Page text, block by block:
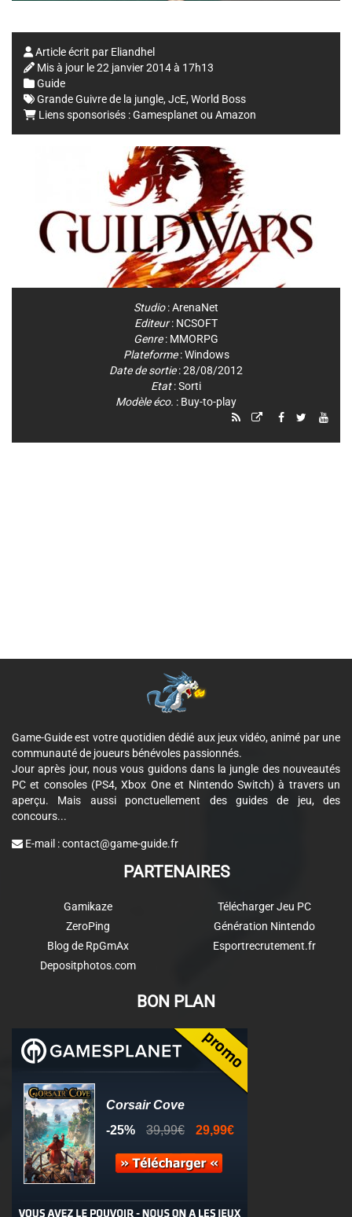
Article écrit par Eliandhel
Mis à jour le22 janvier 2014 à 17h13
Guide
Grande Guivre de la jungle, JcE, World Boss
Liens sponsorisés :Gamesplanet ou Amazon
Studio:ArenaNet
Editeur: NCSOFT
Genre: MMORPG
Plateforme:Windows
Date de sortie: 28/08/2012
Etat: Sorti
Modèle éco. : Buy-to-play
Game-Guide est votre quotidien dédié aux jeux vidéo, animé par une
communauté de joueurs bénévoles passionnés.
Jour après jour, nous vous guidons dans la jungle des nouveautés
PC et consoles (PS4, Xbox One et Nintendo Switch) à travers un
aperçu. Mais aussi ponctuellement des guides de jeu, des
concours...
E-mail :contact@game-guide.fr
PARTENAIRES
Gamikaze
ZeroPing
Blog de RpGmAx
Depositphotos.com
Télécharger Jeu PC
Génération Nintendo
Esportrecrutement.fr
BON PLAN